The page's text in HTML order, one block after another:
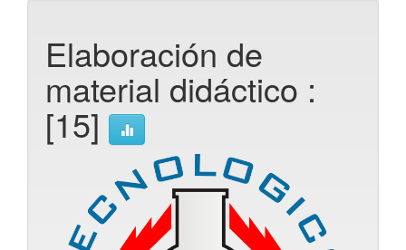
Elaboración de
material didáctico :
[15]